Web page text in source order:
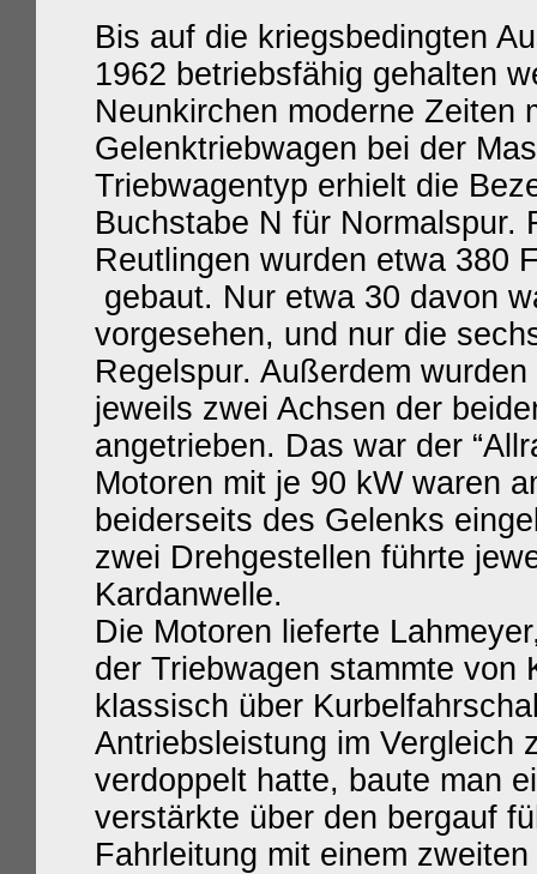
Bis auf die kriegsbedingten
1962 betriebsfähig gehalten
Neunkirchen moderne Zeiten
Gelenktriebwagen bei der
Triebwagentyp erhielt die
Buchstabe N für Normalspur.
Reutlingen wurden etwa 380
gebaut. Nur etwa 30 davon
vorgesehen, und nur die
Regelspur. Außerdem
jeweils zwei Achsen der
angetrieben. Das war der
Motoren mit je 90 kW waren
beiderseits des Gelenks
zwei Drehgestellen führte
Kardanwelle.
Die Motoren lieferte
der Triebwagen stammte von
klassisch über
Antriebsleistung im Vergleich
verdoppelt hatte, baute man
verstärkte über den bergauf
Fahrleitung mit einem